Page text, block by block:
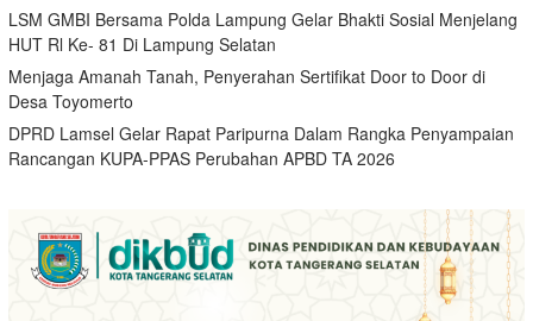
LSM GMBI Bersama Polda Lampung Gelar Bhakti Sosial Menjelang
HUT Rl Ke- 81 Di Lampung Selatan
Menjaga Amanah Tanah, Penyerahan Sertifikat Door to Door di
Desa Toyomerto
DPRD Lamsel Gelar Rapat Paripurna Dalam Rangka Penyampaian
Rancangan KUPA-PPAS Perubahan APBD TA 2026